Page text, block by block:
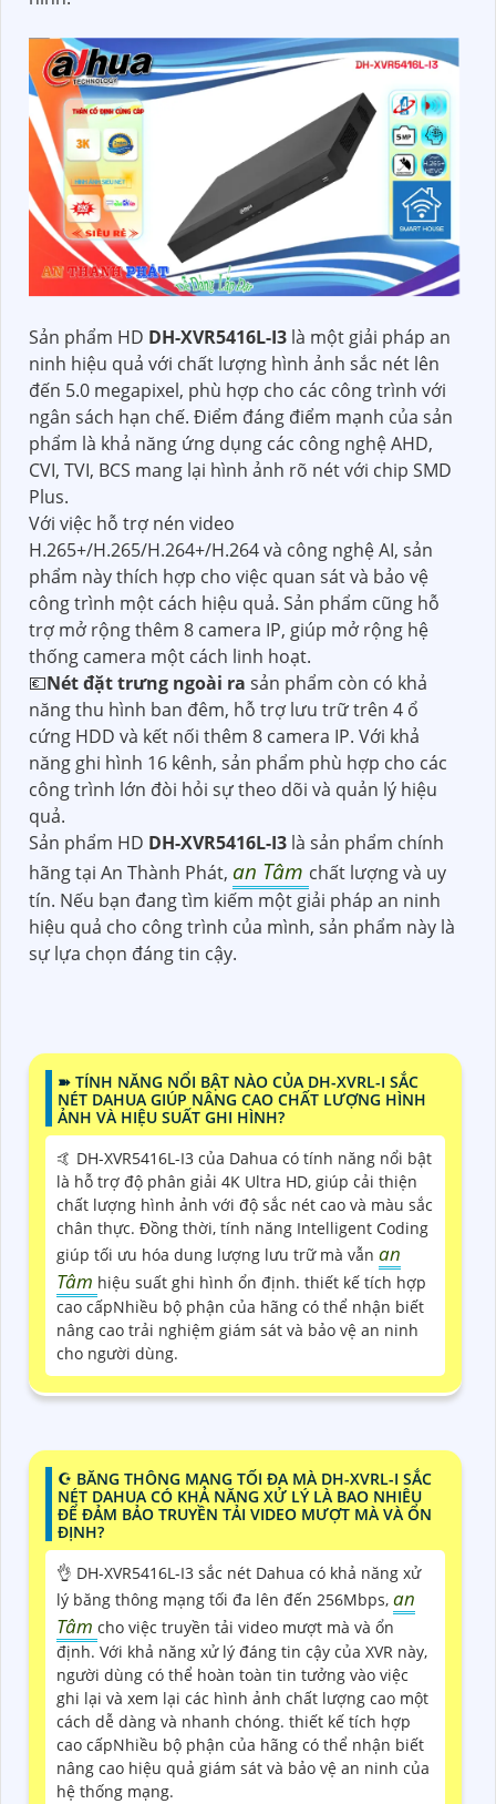
Sản phẩm HD DH-XVR5416L-I3 là một giải pháp an
ninh hiệu quả với chất lượng hình ảnh sắc nét lên
đến 5.0 megapixel, phù hợp cho các công trình với
ngân sách hạn chế. Điểm đáng điểm mạnh của sản
phẩm là khả năng ứng dụng các công nghệ AHD,
CVI, TVI, BCS mang lại hình ảnh rõ nét với chip SMD
Plus.
Với việc hỗ trợ nén video
H.265+/H.265/H.264+/H.264 và công nghệ AI, sản
phẩm này thích hợp cho việc quan sát và bảo vệ
công trình một cách hiệu quả. Sản phẩm cũng hỗ
trợ mở rộng thêm 8 camera IP, giúp mở rộng hệ
thống camera một cách linh hoạt.
💶Nét đặt trưng ngoài ra sản phẩm còn có khả
năng thu hình ban đêm, hỗ trợ lưu trữ trên 4 ổ
cứng HDD và kết nối thêm 8 camera IP. Với khả
năng ghi hình 16 kênh, sản phẩm phù hợp cho các
công trình lớn đòi hỏi sự theo dõi và quản lý hiệu
quả.
Sản phẩm HD DH-XVR5416L-I3 là sản phẩm chính
hãng tại An Thành Phát, an Tâm chất lượng và uy
tín. Nếu bạn đang tìm kiếm một giải pháp an ninh
hiệu quả cho công trình của mình, sản phẩm này là
sự lựa chọn đáng tin cậy.
➽ TÍNH NĂNG NỔI BẬT NÀO CỦA DH-XVRL-I SẮC
NÉT DAHUA GIÚP NÂNG CAO CHẤT LƯỢNG HÌNH
ẢNH VÀ HIỆU SUẤT GHI HÌNH?
🤙 DH-XVR5416L-I3 của Dahua có tính năng nổi bật
là hỗ trợ độ phân giải 4K Ultra HD, giúp cải thiện
chất lượng hình ảnh với độ sắc nét cao và màu sắc
chân thực. Đồng thời, tính năng Intelligent Coding
giúp tối ưu hóa dung lượng lưu trữ mà vẫn an
Tâm hiệu suất ghi hình ổn định. thiết kế tích hợp
cao cấpNhiều bộ phận của hãng có thể nhận biết
nâng cao trải nghiệm giám sát và bảo vệ an ninh
cho người dùng.
☪ BĂNG THÔNG MẠNG TỐI ĐA MÀ DH-XVRL-I SẮC
NÉT DAHUA CÓ KHẢ NĂNG XỬ LÝ LÀ BAO NHIÊU
ĐỂ ĐẢM BẢO TRUYỀN TẢI VIDEO MƯỢT MÀ VÀ ỔN
ĐỊNH?
👌 DH-XVR5416L-I3 sắc nét Dahua có khả năng xử
lý băng thông mạng tối đa lên đến 256Mbps, an
Tâm cho việc truyền tải video mượt mà và ổn
định. Với khả năng xử lý đáng tin cậy của XVR này,
người dùng có thể hoàn toàn tin tưởng vào việc
ghi lại và xem lại các hình ảnh chất lượng cao một
cách dễ dàng và nhanh chóng. thiết kế tích hợp
cao cấpNhiều bộ phận của hãng có thể nhận biết
nâng cao hiệu quả giám sát và bảo vệ an ninh của
hệ thống mạng.